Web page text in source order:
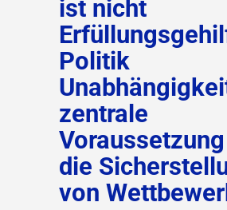
ist nicht
Politik
zentrale
die
von